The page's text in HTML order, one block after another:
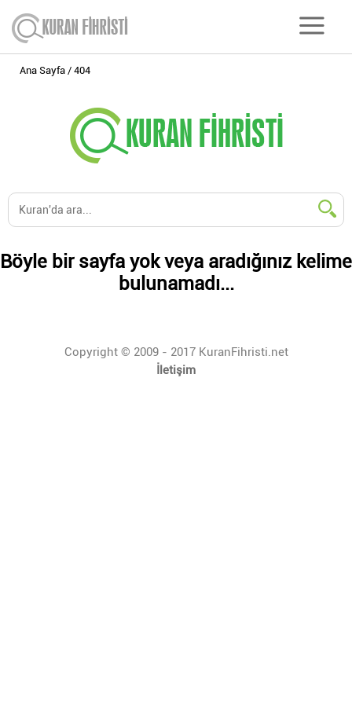
Ana Sayfa 404
Böyle bir sayfa yok veya aradığınız kelime
bulunamadı...
Copyright © 2009 - 2017 KuranFihristi.net
İletişim